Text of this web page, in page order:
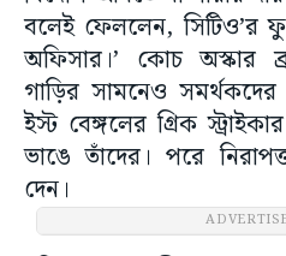
বলেই ফেললেন, সিটিও’র
অফিসার।’ কোচ অস্কার
গাড়ির সামনেও সমর্থকদের
ইস্ট বেঙ্গলের গ্রিক
ভাঙে তাঁদের। পরে
দেন।